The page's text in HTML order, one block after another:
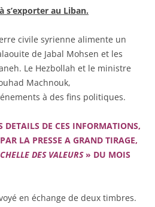
s’exporter au Liban.
civile syrienne alimente un
de Jabal Mohsen et les
Le Hezbollah et le ministre
Machnouk,
à des fins politiques.
DETAILS DE CES INFORMATIONS,
LA PRESSE A GRAND TIRAGE,
DES VALEURS» DU MOIS
en échange de deux timbres.